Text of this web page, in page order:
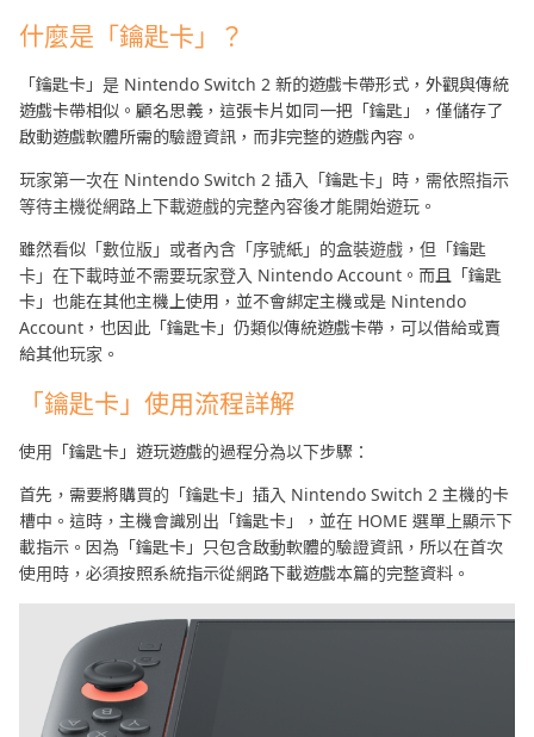
什麼是「鑰匙卡」？
「鑰匙卡」是 Nintendo Switch 2 新的遊戲卡帶形式，外觀與傳統
遊戲卡帶相似。顧名思義，這張卡片如同一把「鑰匙」，僅儲存了
啟動遊戲軟體所需的驗證資訊，而非完整的遊戲內容。
玩家第一次在 Nintendo Switch 2 插入「鑰匙卡」時，需依照指示
等待主機從網路上下載遊戲的完整內容後才能開始遊玩。
雖然看似「數位版」或者內含「序號紙」的盒裝遊戲，但「鑰匙
卡」在下載時並不需要玩家登入 Nintendo Account。而且「鑰匙
卡」也能在其他主機上使用，並不會綁定主機或是 Nintendo
Account，也因此「鑰匙卡」仍類似傳統遊戲卡帶，可以借給或賣
給其他玩家。
「鑰匙卡」使用流程詳解
使用「鑰匙卡」遊玩遊戲的過程分為以下步驟：
首先，需要將購買的「鑰匙卡」插入 Nintendo Switch 2 主機的卡
槽中。這時，主機會識別出「鑰匙卡」，並在 HOME 選單上顯示下
載指示。因為「鑰匙卡」只包含啟動軟體的驗證資訊，所以在首次
使用時，必須按照系統指示從網路下載遊戲本篇的完整資料。